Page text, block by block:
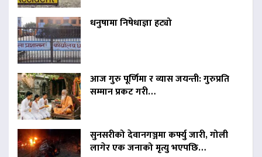
धनुषामा निषेधाज्ञा हट्यो
आज गुरु पूर्णिमा र व्यास जयन्ती: गुरुप्रति
सम्मान प्रकट गरी…
सुनसरीको देवानगञ्जमा कर्फ्यु जारी, गोली
लागेर एक जनाको मृत्यु भएपछि…